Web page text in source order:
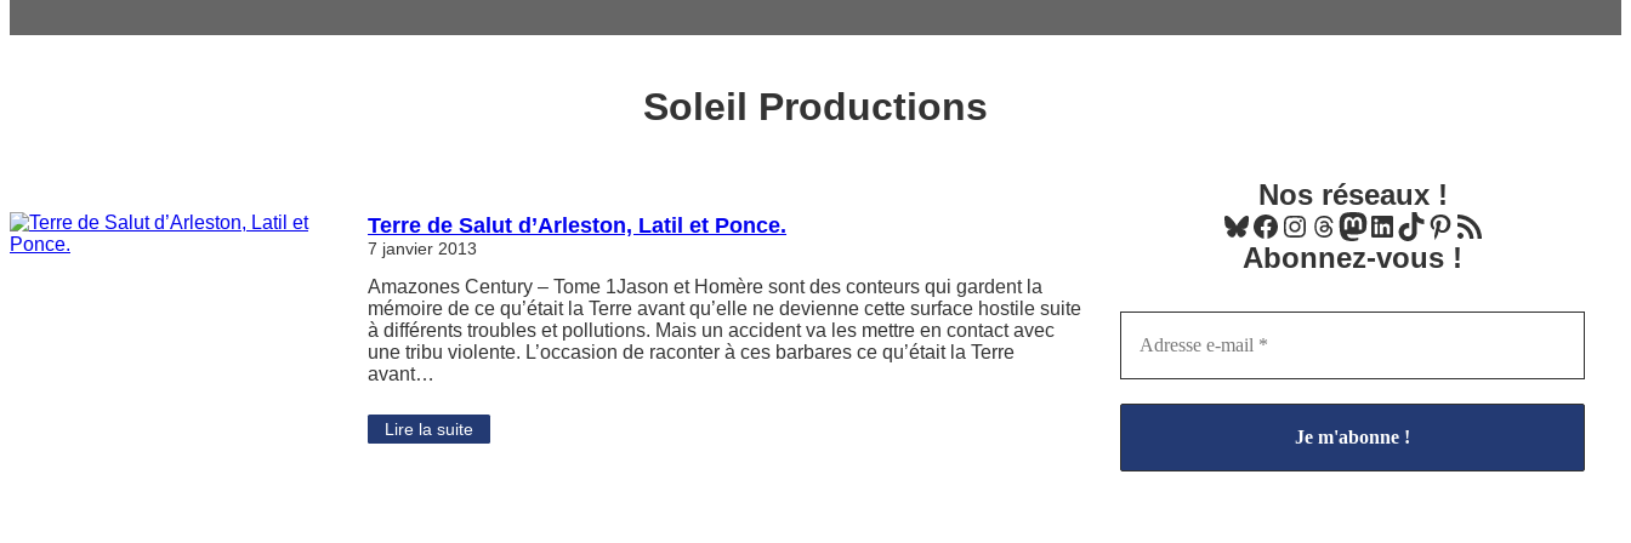
Soleil Productions
Terre de Salut d’Arleston, Latil et Ponce.
7 janvier 2013
Amazones Century – Tome 1Jason et Homère sont des conteurs qui gardent la
mémoire de ce qu’était la Terre avant qu’elle ne devienne cette surface hostile suite
à différents troubles et pollutions. Mais un accident va les mettre en contact avec
une tribu violente. L’occasion de raconter à ces barbares ce qu’était la Terre
avant…
Lire la suite
Nos réseaux !
Bluesky Facebook Instagram Threads Mastodon LinkedIn TikTok Pinterest
Flux RSS
Abonnez-vous !